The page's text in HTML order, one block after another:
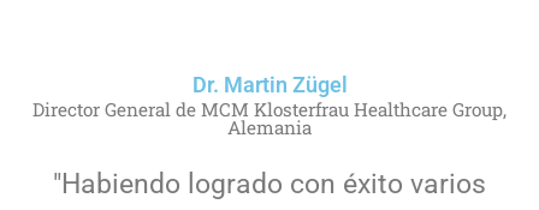
Dr. Martin Zügel
Director General de MCM Klosterfrau Healthcare Group,
Alemania
"Habiendo logrado con éxito varios